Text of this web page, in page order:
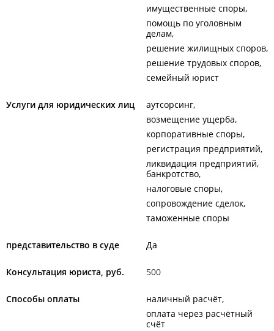
имущественные споры
помощь по уголовным
делам
решение жилищных споров
решение трудовых споров
семейный юрист
Услуги для юридических лиц
аутсорсинг
возмещение ущерба
корпоративные споры
регистрация предприятий
ликвидация предприятий,
банкротство
налоговые споры
сопровождение сделок
таможенные споры
представительство в суде Да
Консультация юриста, руб. 500
Способы оплаты
наличный расчёт
оплата через расчётный
счёт